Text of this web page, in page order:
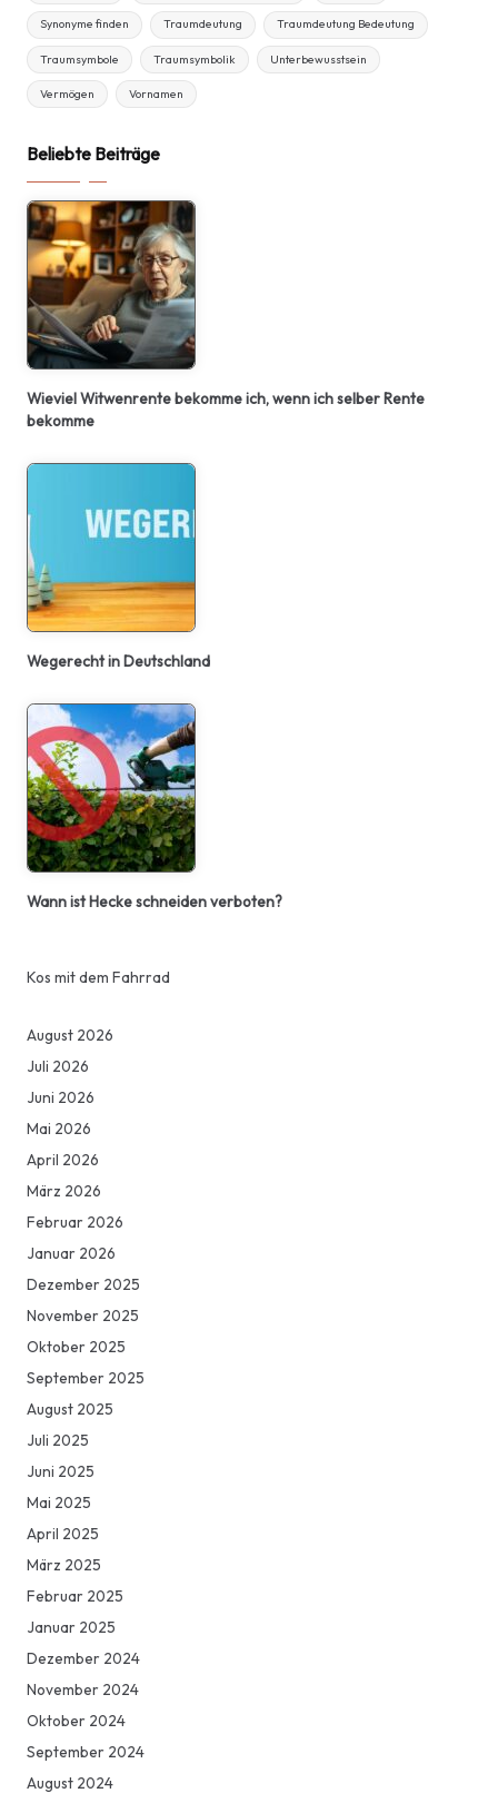
Synonyme finden Traumdeutung Traumdeutung Bedeutung
Traumsymbole Traumsymbolik Unterbewusstsein
Vermögen Vornamen
Beliebte Beiträge
Wieviel Witwenrente bekomme ich, wenn ich selber Rente
bekomme
Wegerecht in Deutschland
Wann ist Hecke schneiden verboten?
Kos mit dem Fahrrad
August 2026
Juli 2026
Juni 2026
Mai 2026
April 2026
März 2026
Februar 2026
Januar 2026
Dezember 2025
November 2025
Oktober 2025
September 2025
August 2025
Juli 2025
Juni 2025
Mai 2025
April 2025
März 2025
Februar 2025
Januar 2025
Dezember 2024
November 2024
Oktober 2024
September 2024
August 2024